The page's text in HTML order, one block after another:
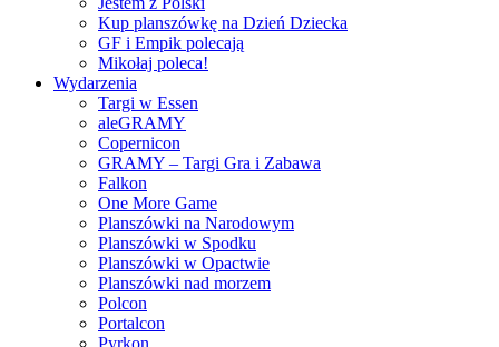
Kup planszówkę na Dzień Dziecka
GF i Empik polecają
Mikołaj poleca!
Wydarzenia
Targi w Essen
aleGRAMY
Copernicon
GRAMY – Targi Gra i Zabawa
Falkon
One More Game
Planszówki na Narodowym
Planszówki w Spodku
Planszówki w Opactwie
Planszówki nad morzem
Polcon
Portalcon
Pyrkon